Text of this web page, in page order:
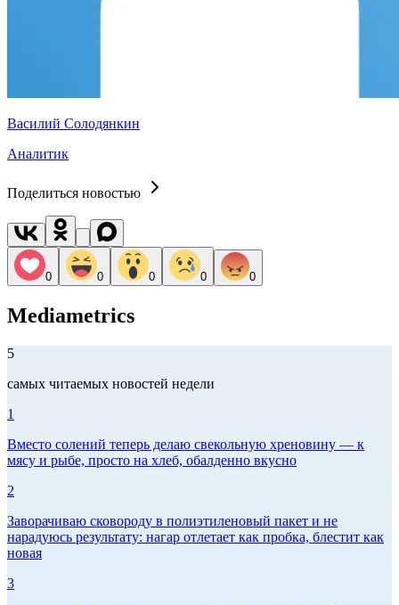
Василий Солодянкин
Аналитик
Поделиться новостью
0 0 0 0 0
Mediametrics
5
самых читаемых новостей недели
1
Вместо солений теперь делаю свекольную хреновину — к
мясу и рыбе, просто на хлеб, обалденно вкусно
2
Заворачиваю сковороду в полиэтиленовый пакет и не
нарадуюсь результату: нагар отлетает как пробка, блестит как
новая
3